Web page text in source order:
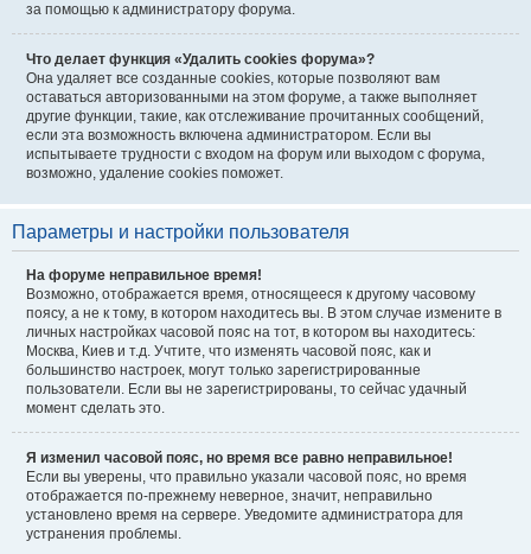
за помощью к администратору форума.
Что делает функция «Удалить cookies форума»?
Она удаляет все созданные cookies, которые позволяют вам
оставаться авторизованными на этом форуме, а также выполняет
другие функции, такие, как отслеживание прочитанных сообщений,
если эта возможность включена администратором. Если вы
испытываете трудности с входом на форум или выходом с форума,
возможно, удаление cookies поможет.
Параметры и настройки пользователя
На форуме неправильное время!
Возможно, отображается время, относящееся к другому часовому
поясу, а не к тому, в котором находитесь вы. В этом случае измените в
личных настройках часовой пояс на тот, в котором вы находитесь:
Москва, Киев и т.д. Учтите, что изменять часовой пояс, как и
большинство настроек, могут только зарегистрированные
пользователи. Если вы не зарегистрированы, то сейчас удачный
момент сделать это.
Я изменил часовой пояс, но время все равно неправильное!
Если вы уверены, что правильно указали часовой пояс, но время
отображается по-прежнему неверное, значит, неправильно
установлено время на сервере. Уведомите администратора для
устранения проблемы.